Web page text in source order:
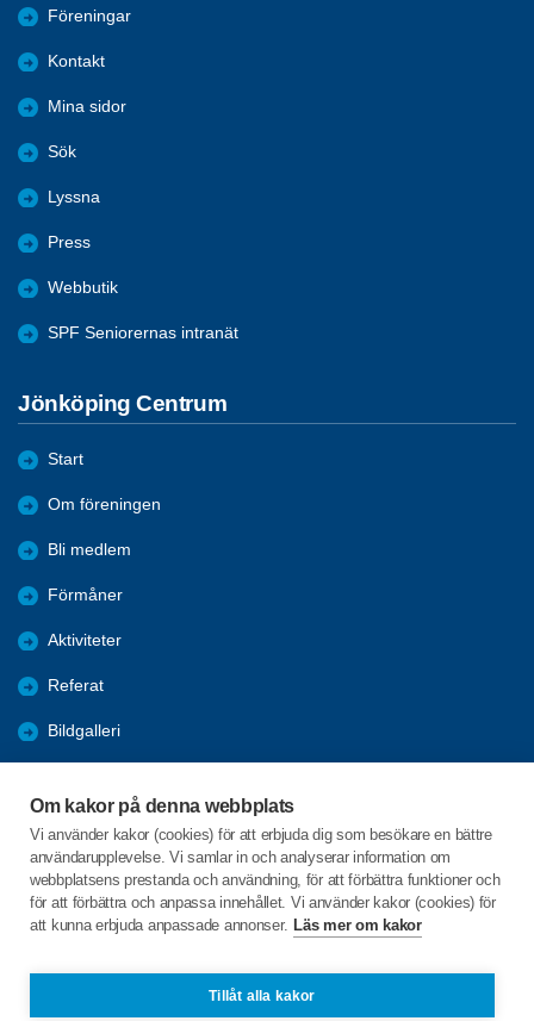
Om kakor på denna webbplats
Vi använder kakor (cookies) för att erbjuda dig som besökare en bättre
användarupplevelse. Vi samlar in och analyserar information om
webbplatsens prestanda och användning, för att förbättra funktioner och
för att förbättra och anpassa innehållet. Vi använder kakor (cookies) för
att kunna erbjuda anpassade annonser. Läs mer om kakor
Tillåt alla kakor
Föreningar
Kontakt
Mina sidor
Sök
Lyssna
Press
Webbutik
SPF Seniorernas intranät
Jönköping Centrum
Start
Om föreningen
Bli medlem
Förmåner
Aktiviteter
Referat
Bildgalleri
Engagera DIG i vår förening
C/o:Lennart Lööw